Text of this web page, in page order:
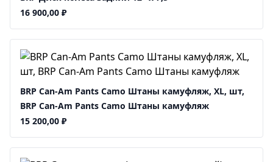
16 900,00 ₽
BRP Can-Am Pants Camo Штаны камуфляж, XL, шт,
BRP Can-Am Pants Camo Штаны камуфляж
15 200,00 ₽